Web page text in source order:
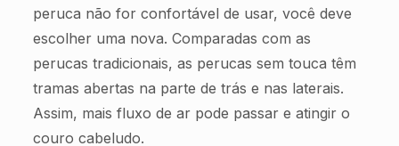
peruca não for confortável de usar, você deve
escolher uma nova. Comparadas com as
perucas tradicionais, as perucas sem touca têm
tramas abertas na parte de trás e nas laterais.
Assim, mais fluxo de ar pode passar e atingir o
couro cabeludo.